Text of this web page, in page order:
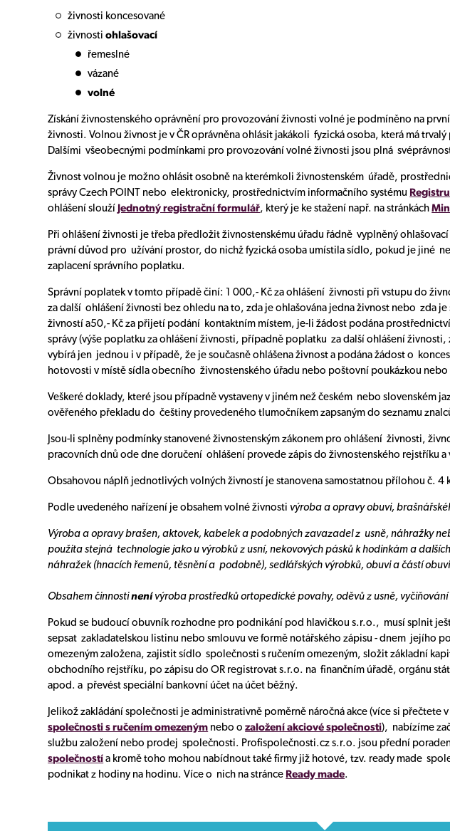
živnosti koncesované
živnostiohlašovací
řemeslné
vázané
volné
Získání živnostenského oprávnění pro provozování živnosti volné je podmíněno na
živnosti. Volnou živnost je v ČR oprávněna ohlásit jakákoli fyzická osoba, která má
Dalšími všeobecnými podmínkami pro provozování volné živnosti jsou plná
Živnost volnou je možno ohlásit osobně na kterémkoli živnostenském úřadě,
správy Czech POINT nebo elektronicky, prostřednictvím informačního systému
ohlášení slouží Jednotný registrační formulář, který je ke stažení např. na stránkách
Při ohlášení živnosti je třeba předložit živnostenskému úřadu řádně vyplněný
právní důvod pro užívání prostor, do nichž fyzická osoba umístila sídlo, pokud je jiné
zaplacení správního poplatku.
Správní poplatek v tomto případě činí: 1 000,- Kč za ohlášení živnosti při vstupu do
za další ohlášení živnosti bez ohledu na to, zda je ohlašována jedna živnost nebo zda je
živností a50,- Kč za přijetí podání kontaktním místem, je-li žádost podána
správy (výše poplatku za ohlášení živnosti, případně poplatku za další ohlášení živnosti,
vybírá jen jednou i v případě, že je současně ohlášena živnost a podána žádost o
hotovosti v místě sídla obecního živnostenského úřadu nebo poštovní poukázkou
Veškeré doklady, které jsou případně vystaveny v jiném než českém nebo slovenském
ověřeného překladu do češtiny provedeného tlumočníkem zapsaným do seznamu
Jsou-li splněny podmínky stanovené živnostenským zákonem pro ohlášení živnosti,
pracovních dnů ode dne doručení ohlášení provede zápis do živnostenského rejstříku
Obsahovou náplň jednotlivých volných živností je stanovena samostatnou přílohou č.
Podle uvedeného nařízení je obsahem volné živnosti výroba a opravy obuvi,
Výroba a opravy brašen, aktovek, kabelek a podobných zavazadel z usně, náhražky
použita stejná technologie jako u výrobků z usní, nekovových pásků k hodinkám a
náhražek (hnacích řemenů, těsnění a podobně), sedlářských výrobků, obuvi a částí
Obsahem činnostinenívýroba prostředků ortopedické povahy, oděvů z usně,
Pokud se budoucí obuvník rozhodne pro podnikání pod hlavičkou s.r.o., musí splnit
sepsat zakladatelskou listinu nebo smlouvu ve formě notářského zápisu - dnem jejího
omezeným založena, zajistit sídlo společnosti s ručením omezeným, složit základní
obchodního rejstříku, po zápisu do OR registrovat s.r.o. na finančním úřadě, orgánu
apod. a převést speciální bankovní účet na účet běžný.
Jelikož zakládání společnosti je administrativně poměrně náročná akce (více si přečtete
společnosti s ručením omezeným nebo ozaložení akciové společnosti), nabízíme
službu založení nebo prodej společnosti. Profispolečnosti.cz s.r.o. jsou přední
společnostía kromě toho mohou nabídnout také firmy již hotové, tzv. ready made
podnikat z hodiny na hodinu. Více o nich na stránce Ready made.